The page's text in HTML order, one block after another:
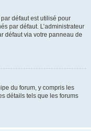
défaut est utilisé pour
par défaut. L’administrateur
défaut via votre panneau de
du forum, y compris les
détails tels que les forums